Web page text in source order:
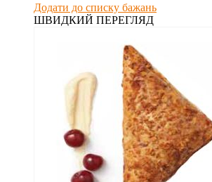
Додати до списку бажань
ШВИДКИЙ ПЕРЕГЛЯД